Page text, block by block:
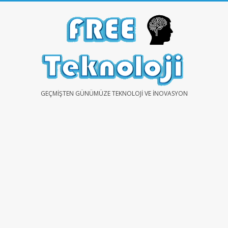
FREEGEÇMIŞTEN GÜNÜMÜZE TEKNOLOJI VE İNOVASYON